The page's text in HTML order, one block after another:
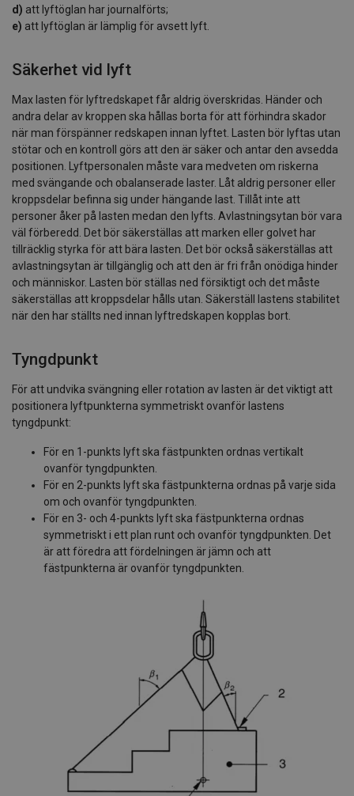
d) att lyftöglan har journalförts;
e) att lyftöglan är lämplig för avsett lyft.
Säkerhet vid lyft
Max lasten för lyftredskapet får aldrig överskridas. Händer och
andra delar av kroppen ska hållas borta för att förhindra skador
när man förspänner redskapen innan lyftet. Lasten bör lyftas utan
stötar och en kontroll görs att den är säker och antar den avsedda
positionen. Lyftpersonalen måste vara medveten om riskerna
med svängande och obalanserade laster. Låt aldrig personer eller
kroppsdelar befinna sig under hängande last. Tillåt inte att
personer åker på lasten medan den lyfts. Avlastningsytan bör vara
väl förberedd. Det bör säkerställas att marken eller golvet har
tillräcklig styrka för att bära lasten. Det bör också säkerställas att
avlastningsytan är tillgänglig och att den är fri från onödiga hinder
och människor. Lasten bör ställas ned försiktigt och det måste
säkerställas att kroppsdelar hålls utan. Säkerställ lastens stabilitet
när den har ställts ned innan lyftredskapen kopplas bort.
Tyngdpunkt
För att undvika svängning eller rotation av lasten är det viktigt att
positionera lyftpunkterna symmetriskt ovanför lastens
tyngdpunkt:
För en 1-punkts lyft ska fästpunkten ordnas vertikalt
ovanför tyngdpunkten.
För en 2-punkts lyft ska fästpunkterna ordnas på varje sida
om och ovanför tyngdpunkten.
För en 3- och 4-punkts lyft ska fästpunkterna ordnas
symmetriskt i ett plan runt och ovanför tyngdpunkten. Det
är att föredra att fördelningen är jämn och att
fästpunkterna är ovanför tyngdpunkten.